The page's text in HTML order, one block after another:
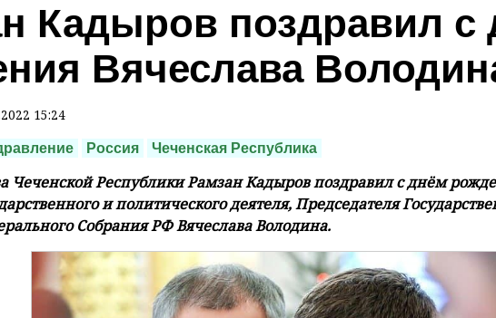
Кадыров поздравил с
Вячеслава
15:24
Россия Чеченская Республика
Чеченской Республики Рамзан Кадыров поздравил с днём
и политического деятеля, Председателя
Собрания РФ Вячеслава Володина.